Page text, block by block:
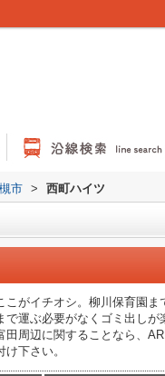
市 > 西町ハイツ
こがイチオシ。柳川保育園
で運ぶ必要がなくゴミ出し
田周辺に関することなら、
下さい。